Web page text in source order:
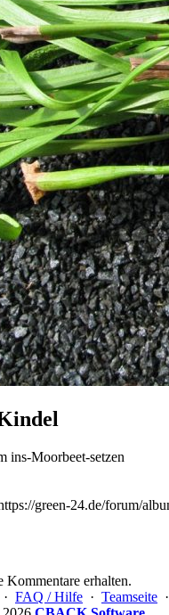
ins-Moorbeet-setzen
green-24.de/forum/
Kommentare erhalten.
· FAQ / Hilfe · Teamseite ·